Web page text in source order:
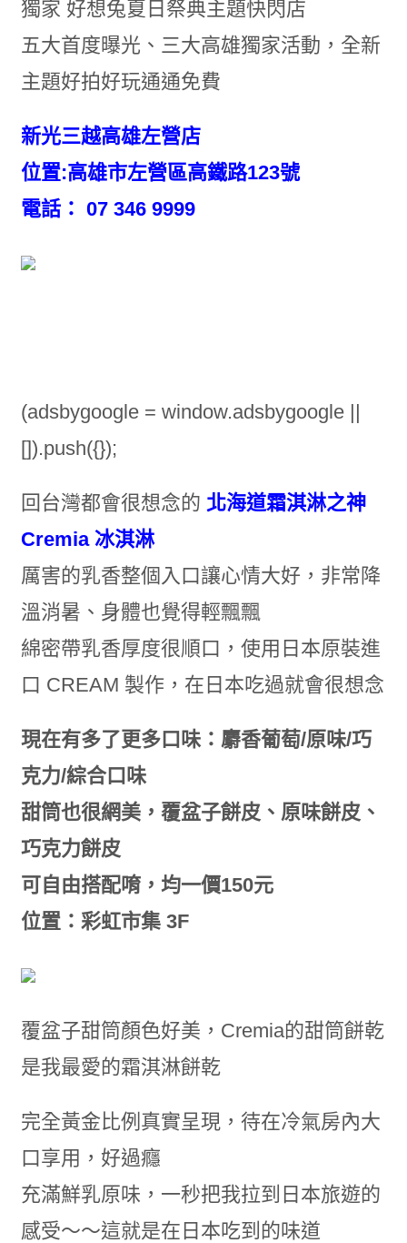
獨家 好想兔夏日祭典主題快閃店
五大首度曝光、三大高雄獨家活動，全新
主題好拍好玩通通免費
新光三越高雄左營店
位置:高雄市左營區高鐵路123號
電話： 07 346 9999
(adsbygoogle = window.adsbygoogle ||
[]).push({});
回台灣都會很想念的 北海道霜淇淋之神
Cremia 冰淇淋
厲害的乳香整個入口讓心情大好，非常降
溫消暑、身體也覺得輕飄飄
綿密帶乳香厚度很順口，使用日本原裝進
口 CREAM 製作，在日本吃過就會很想念
現在有多了更多口味：麝香葡萄/原味/巧
克力/綜合口味
甜筒也很網美，覆盆子餅皮、原味餅皮、
巧克力餅皮
可自由搭配唷，均一價150元
位置：彩虹市集 3F
覆盆子甜筒顏色好美，Cremia的甜筒餅乾
是我最愛的霜淇淋餅乾
完全黃金比例真實呈現，待在冷氣房內大
口享用，好過癮
充滿鮮乳原味，一秒把我拉到日本旅遊的
感受～～這就是在日本吃到的味道